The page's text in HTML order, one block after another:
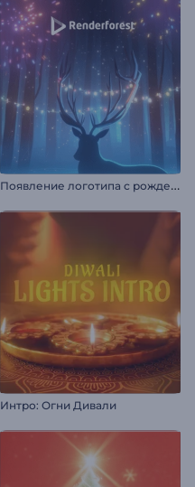
П
оявление логотипа с рождественским оленем
Интро: Огни Дивали